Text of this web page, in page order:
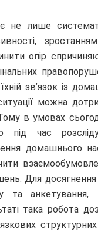
не лише
опір
зв’язок із
можна
в умовах
під час
домашнього
Для
та анкетування,
така робота